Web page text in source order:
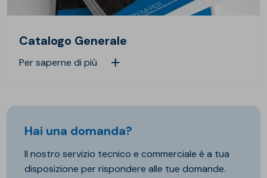
Catalogo Generale
Per saperne di più
Hai una domanda?
Il nostro servizio tecnico e commerciale è a tua
disposizione per rispondere alle tue domande.